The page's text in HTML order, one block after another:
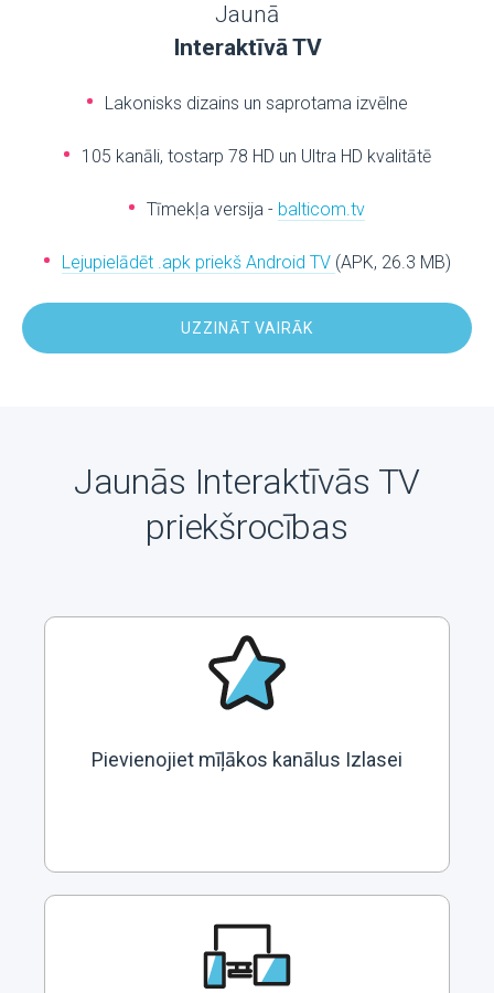
Jaunā
Interaktīvā TV
Lakonisks dizains un saprotama izvēlne
105 kanāli, tostarp 78 HD un Ultra HD kvalitātē
Tīmekļa versija - balticom.tv
Lejupielādēt .apk priekš Android TV (APK, 26.3 MB)
UZZINĀT VAIRĀK
Jaunās Interaktīvās TV
priekšrocības
Pievienojiet mīļākos kanālus Izlasei